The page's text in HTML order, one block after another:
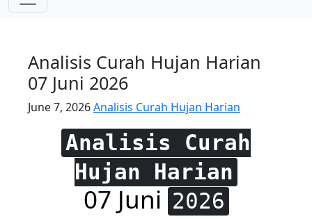
Analisis Curah Hujan Harian
07 Juni 2026
June 7, 2026Analisis Curah Hujan Harian
Analisis Curah
Hujan Harian
07 Juni 2026